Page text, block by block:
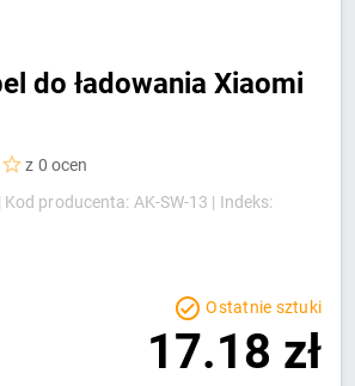
do ładowania Xiaomi
z 0 ocen
Kod producenta: AK-SW-13 | Indeks:
Ostatnie sztuki
17.18 zł